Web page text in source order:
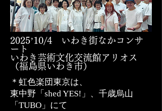
2025’10/4 いわき街なかコンサ
ート
いわき芸術文化交流館アリオス
（福島県いわき市）
＊虹色楽団東京は、
東中野「shed YES!」
、千歳烏山
「TUBO」にて